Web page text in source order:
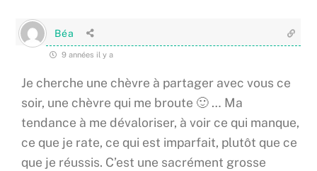
Béa
9 années il y a
Je cherche une chèvre à partager avec vous ce
soir, une chèvre qui me broute 🙂 … Ma
tendance à me dévaloriser, à voir ce qui manque,
ce que je rate, ce qui est imparfait, plutôt que ce
que je réussis. C’est une sacrément grosse